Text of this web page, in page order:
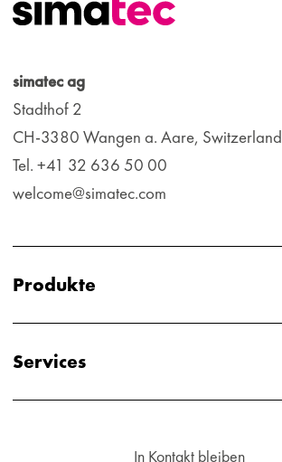
simatec ag
Stadthof 2
CH-3380 Wangen a. Aare, Switzerland
Tel. +41 32 636 50 00
welcome@simatec.com
Produkte
Services
In Kontakt bleiben